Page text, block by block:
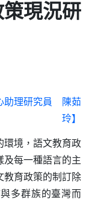
現況研
助理研究員 陳茹
玲】
境，語文教育政
及每一種語言的主
教育政策的制訂除
多群族的臺灣而